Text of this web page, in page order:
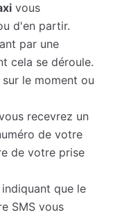
vous
d'en partir.
par une
cela se déroule.
le moment ou
recevrez un
de votre
de votre prise
que le
SMS vous